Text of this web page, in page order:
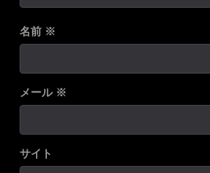
名前 ※
メール ※
サイト